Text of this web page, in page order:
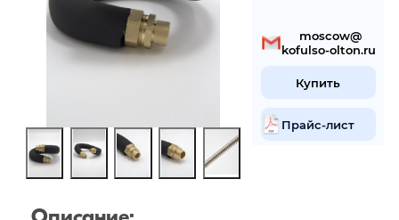
mosсow@
kofulso-olton.ru
Купить
Прайс-лист